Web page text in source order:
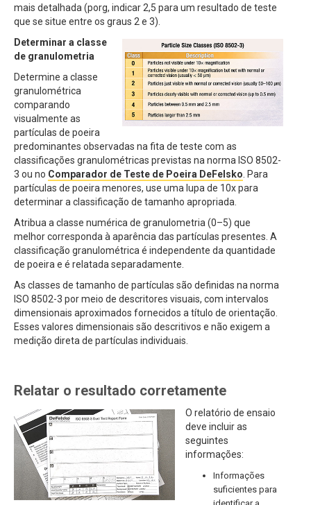
mais detalhada (porg, indicar 2,5 para um resultado de teste
que se situe entre os graus 2 e 3).
Determinar a classe
de granulometria
Determine a classe
granulométrica
comparando
visualmente as
partículas de poeira
predominantes observadas na fita de teste com as
classificações granulométricas previstas na norma ISO 8502-
3 ou no Comparador de Teste de Poeira DeFelsko . Para
partículas de poeira menores, use uma lupa de 10x para
determinar a classificação de tamanho apropriada.
Atribua a classe numérica de granulometria (0–5) que
melhor corresponda à aparência das partículas presentes. A
classificação granulométrica é independente da quantidade
de poeira e é relatada separadamente.
As classes de tamanho de partículas são definidas na norma
ISO 8502-3 por meio de descritores visuais, com intervalos
dimensionais aproximados fornecidos a título de orientação.
Esses valores dimensionais são descritivos e não exigem a
medição direta de partículas individuais.
Relatar o resultado corretamente
O relatório de ensaio
deve incluir as
seguintes
informações:
Informações
suficientes para